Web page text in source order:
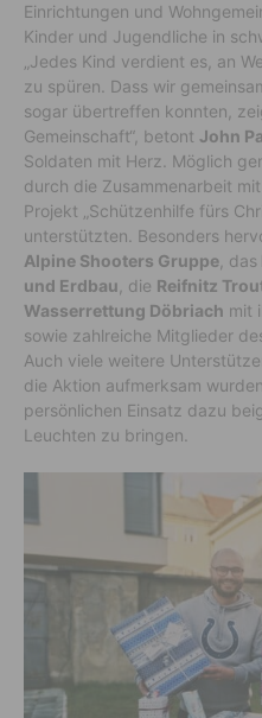
Einrichtungen und
Kinder und Jugendliche in
„Jedes Kind verdient es, an
zu spüren. Dass wir
sogar übertreffen konnten,
Gemeinschaft“, betont John
Soldaten mit Herz. Möglich
durch die Zusammenarbeit
Projekt „Schützenhilfe fürs
unterstützten. Besonders
Alpine Shooters Gruppe , das
und Erdbau , die Reifnitz
Wasserrettung Döbriach mit
sowie zahlreiche Mitglieder
Auch viele weitere
die Aktion aufmerksam
persönlichen Einsatz dazu
Leuchten zu bringen.